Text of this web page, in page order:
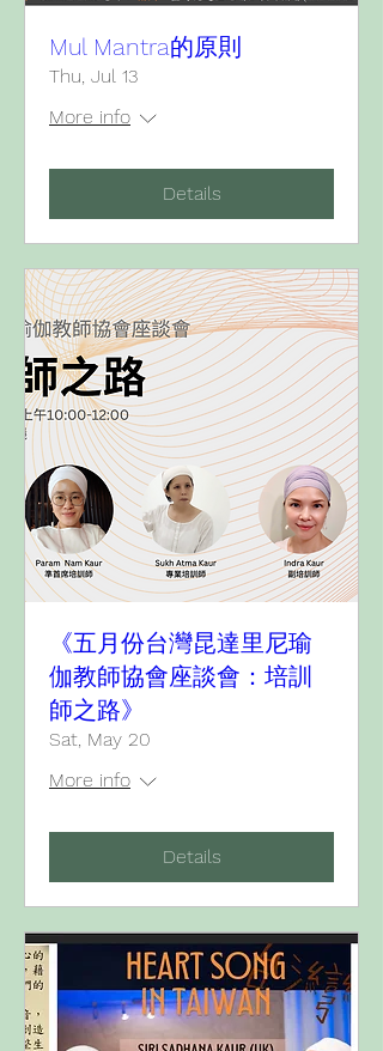
Mul Mantra的原則
Thu, Jul 13
More info
Details
《五月份台灣昆達里尼瑜
伽教師協會座談會：培訓
師之路》
Sat, May 20
More info
Details